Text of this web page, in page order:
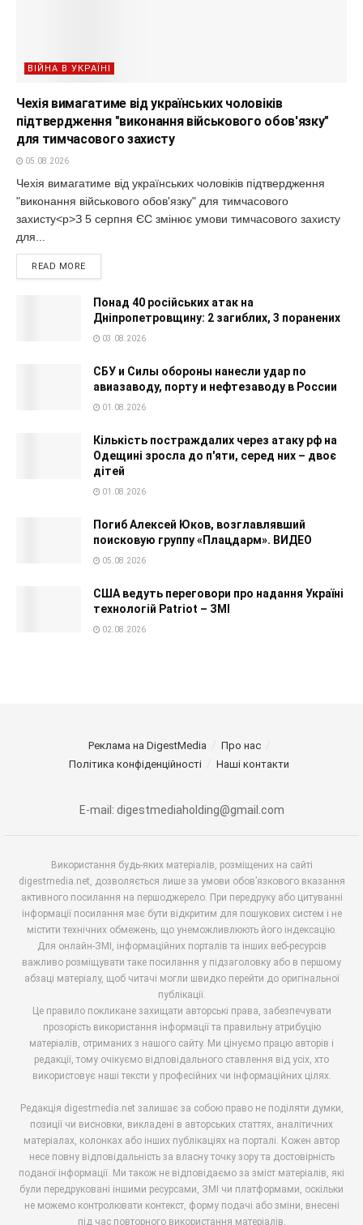
ВІЙНА В УКРАЇНІ
Чехія вимагатиме від українських чоловіків
підтвердження "виконання військового обов'язку"
для тимчасового захисту
05.08.2026
Чехія вимагатиме від українських чоловіків підтвердження
"виконання військового обов'язку" для тимчасового
захисту<p>З 5 серпня ЄС змінює умови тимчасового захисту
для...
READ MORE
Понад 40 російських атак на
Дніпропетровщину: 2 загиблих, 3 поранених
03.08.2026
СБУ и Силы обороны нанесли удар по
авиазаводу, порту и нефтезаводу в России
01.08.2026
Кількість постраждалих через атаку рф на
Одещині зросла до п'яти, серед них – двоє
дітей
01.08.2026
Погиб Алексей Юков, возглавлявший
поисковую группу «Плацдарм». ВИДЕО
05.08.2026
США ведуть переговори про надання Україні
технологій Patriot – ЗМІ
02.08.2026
Реклама на DigestMedia
Про нас
Політика конфіденційності
Наші контакти
E-mail: digestmediaholding@gmail.com
Використання будь-яких матеріалів, розміщених на сайті
digestmedia.net, дозволяється лише за умови обов’язкового вказання
активного посилання на першоджерело. При передруку або цитуванні
інформації посилання має бути відкритим для пошукових систем і не
містити технічних обмежень, що унеможливлюють його індексацію.
Для онлайн-ЗМІ, інформаційних порталів та інших веб-ресурсів
важливо розміщувати таке посилання у підзаголовку або в першому
абзаці матеріалу, щоб читачі могли швидко перейти до оригінальної
публікації.
Це правило покликане захищати авторські права, забезпечувати
прозорість використання інформації та правильну атрибуцію
матеріалів, отриманих з нашого сайту. Ми цінуємо працю авторів і
редакції, тому очікуємо відповідального ставлення від усіх, хто
використовує наші тексти у професійних чи інформаційних цілях.
Редакція digestmedia.net залишає за собою право не поділяти думки,
позиції чи висновки, викладені в авторських статтях, аналітичних
матеріалах, колонках або інших публікаціях на порталі. Кожен автор
несе повну відповідальність за власну точку зору та достовірність
поданої інформації. Ми також не відповідаємо за зміст матеріалів, які
були передруковані іншими ресурсами, ЗМІ чи платформами, оскільки
не можемо контролювати контекст, форму подачі або зміни, внесені
під час повторного використання матеріалів.